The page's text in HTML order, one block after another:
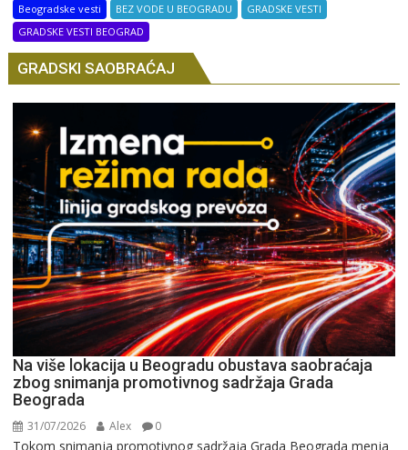
Beogradske vesti
BEZ VODE U BEOGRADU
GRADSKE VESTI
GRADSKE VESTI BEOGRAD
GRADSKI SAOBRAĆAJ
Na više lokacija u Beogradu obustava saobraćaja
zbog snimanja promotivnog sadržaja Grada
Beograda
31/07/2026 Alex 0
Tokom snimanja promotivnog sadržaja Grada Beograda menja